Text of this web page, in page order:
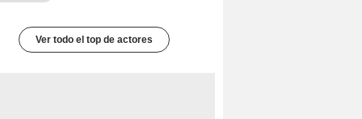
Ver todo el top de actores